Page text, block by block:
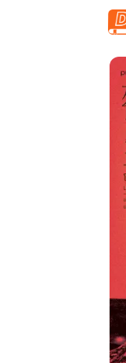
ข้ามไปยังเนื้อหาหลัก